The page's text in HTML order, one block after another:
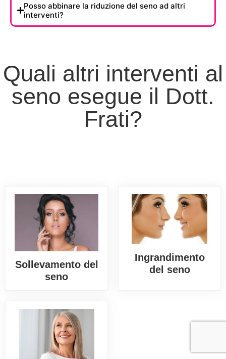
Posso abbinare la riduzione del seno ad altri
interventi?
Quali altri interventi al
seno esegue il Dott.
Frati?
Sollevamento del
seno
Ingrandimento
del seno